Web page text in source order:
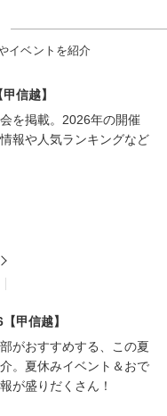
イベントを紹介
信越】
を掲載。2026年の開催
報や人気ランキングなど
甲信越】
がおすすめする、この夏
。夏休みイベント＆おで
が盛りだくさん！